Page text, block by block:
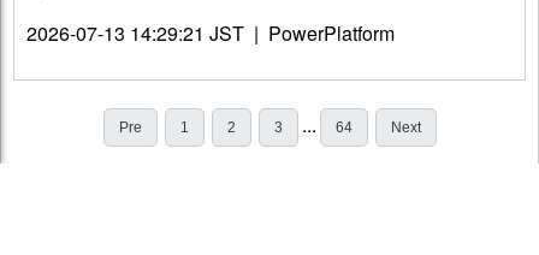
2026-07-13 14:29:21 JST | PowerPlatform
Pre 1 2 3 ... 64 Next